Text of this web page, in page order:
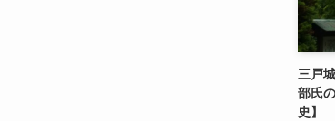
三戸
部氏
史】